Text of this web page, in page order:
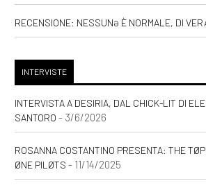
Settembre 2020
[03]
Il risveglio della
Andrea Riccardo
pagina 69
Agosto 2020
RECENSIONE: NESSUNƏ È NORMALE, DI
INTERVISTE
INTERVISTA A DESIRIA, DAL CHICK-LIT DI
SANTORO - 3/6/2026
ROSANNA COSTANTINO PRESENTA: THE
ØNE PILØTS - 11/14/2025